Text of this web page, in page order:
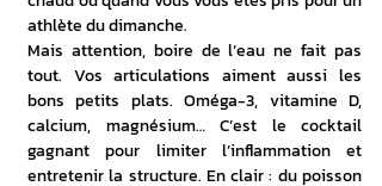
athlète du dimanche.
Mais attention, boire de l’eau ne fait pas
tout. Vos articulations aiment aussi les
bons petits plats. Oméga-3, vitamine D,
calcium, magnésium… C’est le cocktail
gagnant pour limiter l’inflammation et
entretenir la structure. En clair : du poisson